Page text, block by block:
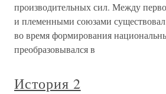
производительных сил. Между
и племенными союзами
во время формирования
преобразовывался в
История 2